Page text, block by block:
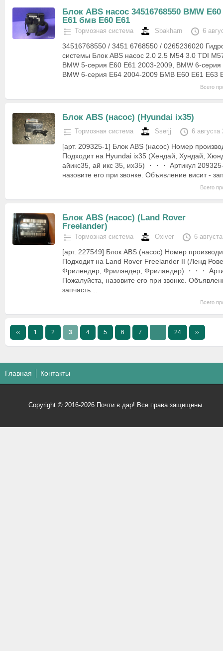
Блок ABS насос 34516768550 BMW E60
E61 бмв Е60 Е61
Тормозная система Sbakharn 6
34516768550 / 3451 6768550 / 0265236020
системы Блок ABS насос 2.0 2.5 M54 3.0 TDI
BMW 5-серия E60 E61 2003-2009, BMW 6-
BMW 6-серия E64 2004-2009 БМВ Е60 Е61 Е63
Всего
Блок ABS (насос) (Hyundai ix35)
Тормозная система Sserjj 6 августа
[арт. 209325-1] Блок ABS (насос) Номер
Подходит на Hyundai ix35 (Хендай, Хундай,
айикс35, ай икс 35, их35) ・・・ Артикул
назовите его при звонке. Объявление висит -
Всего
Блок ABS (насос) (Land Rover
Freelander)
Тормозная система Oxiver 6
[арт. 227549] Блок ABS (насос) Номер
Подходит на Land Rover Freelander II (Ленд
Фрилендер, Фрилэндер, Фриландер) ・・・
Пожалуйста, назовите его при звонке.
запчасть…
Всего
‹‹ 1 2 3 4 5 6 7 24 ››
Главная Контакты
Copyright © 2016-2026 Почти в дар! Все права защищены.